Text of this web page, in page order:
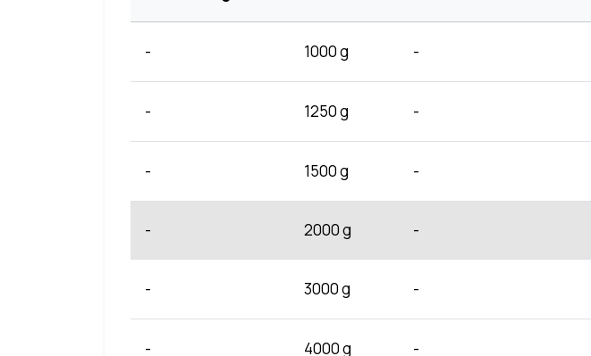
- 1000 g -
- 1250 g -
- 1500 g -
- 2000 g -
- 3000 g -
- 4000 g -